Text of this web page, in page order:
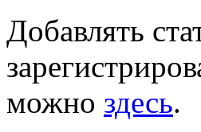
Добавлять
можно здесь.